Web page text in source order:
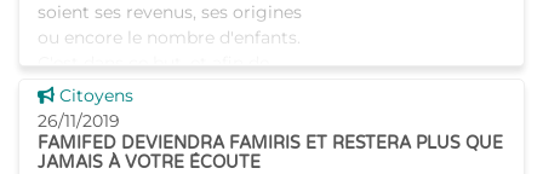
soient ses revenus, ses origines
ou encore le nombre d'enfants.
C'est dans ce but, et afin de
poursuivre notre eng
Voir cette news
Citoyens
26/11/2019
FAMIFED DEVIENDRA FAMIRIS ET RESTERA PLUS QUE
JAMAIS À VOTRE ÉCOUTE